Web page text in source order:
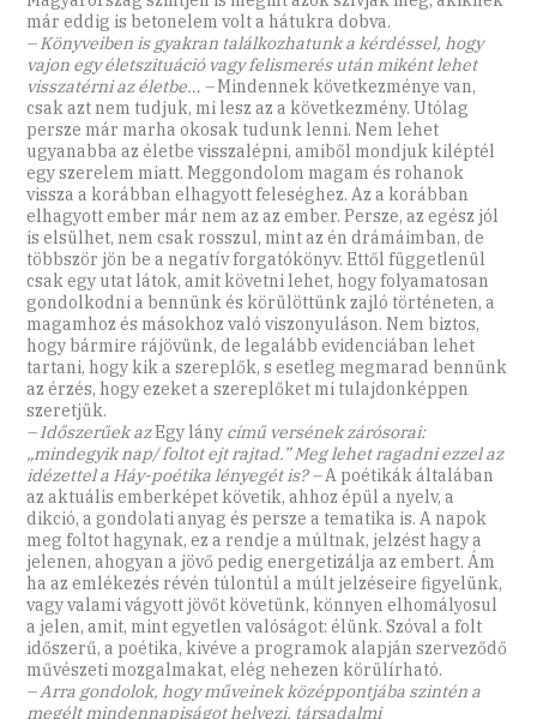
már eddig is betonelem volt a hátukra dobva.
– Könyveiben is gyakran találkozhatunk a kérdéssel, hogy
vajon egy életszituáció vagy felismerés után miként lehet
visszatérni az életbe… –Mindennek következménye van,
csak azt nem tudjuk, mi lesz az a következmény. Utólag
persze már marha okosak tudunk lenni. Nem lehet
ugyanabba az életbe visszalépni, amiből mondjuk kiléptél
egy szerelem miatt. Meggondolom magam és rohanok
vissza a korábban elhagyott feleséghez. Az a korábban
elhagyott ember már nem az az ember. Persze, az egész jól
is elsülhet, nem csak rosszul, mint az én drámáimban, de
többször jön be a negatív forgatókönyv. Ettől függetlenül
csak egy utat látok, amit követni lehet, hogy folyamatosan
gondolkodni a bennünk és körülöttünk zajló történeten, a
magamhoz és másokhoz való viszonyuláson. Nem biztos,
hogy bármire rájövünk, de legalább evidenciában lehet
tartani, hogy kik a szereplők, s esetleg megmarad bennünk
az érzés, hogy ezeket a szereplőket mi tulajdonképpen
szeretjük.
– Időszerűek azEgy lány című versének zárósorai:
„mindegyik nap/ foltot ejt rajtad.” Meg lehet ragadni ezzel az
idézettel a Háy-poétika lényegét is? –A poétikák általában
az aktuális emberképet követik, ahhoz épül a nyelv, a
dikció, a gondolati anyag és persze a tematika is. A napok
meg foltot hagynak, ez a rendje a múltnak, jelzést hagy a
jelenen, ahogyan a jövő pedig energetizálja az embert. Ám
ha az emlékezés révén túlontúl a múlt jelzéseire figyelünk,
vagy valami vágyott jövőt követünk, könnyen elhomályosul
a jelen, amit, mint egyetlen valóságot: élünk. Szóval a folt
időszerű, a poétika, kivéve a programok alapján szerveződő
művészeti mozgalmakat, elég nehezen körülírható.
– Arra gondolok, hogy műveinek középpontjába szintén a
megélt mindennapiságot helyezi, társadalmi